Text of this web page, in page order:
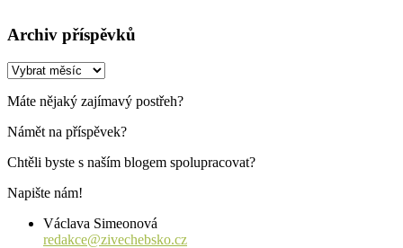
Archiv příspěvků
Archiv
Máte nějaký zajímavý postřeh?
Námět na příspěvek?
Chtěli byste s naším blogem spolupracovat?
Napište nám!
Václava Simeonová
redakce@zivechebsko.cz